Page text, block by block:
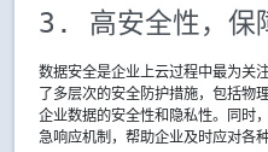
3. 高安全性，保
数据安全是企业上云过程中最为关
了多层次的安全防护措施，包括物
企业数据的安全性和隐私性。同时
急响应机制，帮助企业及时应对各种